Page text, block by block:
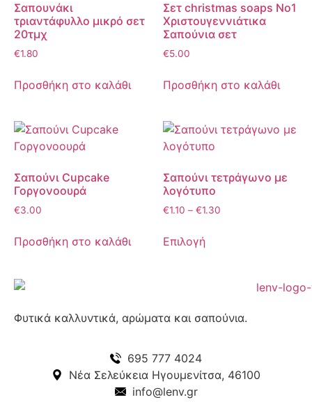
Σαπουνάκι
τριαντάφυλλο μικρό σετ
20τμχ
€1.80
Προσθήκη στο καλάθι
Σετ christmas soaps No1
Χριστουγεννιάτικα
Σαπούνια σετ
€5.00
Προσθήκη στο καλάθι
Σαπούνι Cupcake
Γοργονοουρά
€3.00
Προσθήκη στο καλάθι
Σαπούνι τετράγωνο με
λογότυπο
€1.10 – €1.30
Επιλογή
Φυτικά καλλυντικά, αρώματα και σαπούνια.
695 777 4024
Νέα Σελεύκεια Ηγουμενίτσα, 46100
info@lenv.gr